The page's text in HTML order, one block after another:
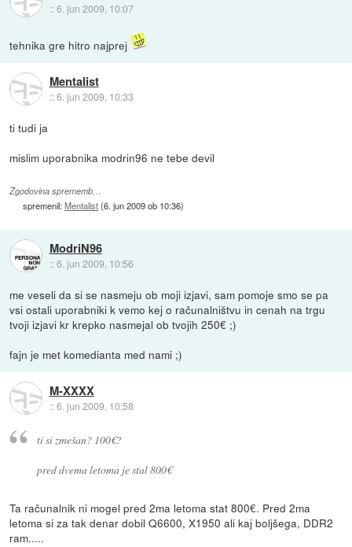
::6. jun 2009, 10:07
tehnika gre hitro najprej
Mentalist
::6. jun 2009, 10:33
ti tudi ja
mislim uporabnika modrin96 ne tebe devil
Zgodovina sprememb…
spremenil:Mentalist(6. jun 2009 ob 10:36)
ModriN96
::6. jun 2009, 10:56
me veseli da si se nasmeju ob moji izjavi, sam pomoje smo se pa
vsi ostali uporabniki k vemo kej o računalništvu in cenah na trgu
tvoji izjavi kr krepko nasmejal ob tvojih 250€ ;)
fajn je met komedianta med nami ;)
M-XXXX
::6. jun 2009, 10:58
ti si zmešan? 100€?
pred dvema letoma je stal 800€
Ta računalnik ni mogel pred 2ma letoma stat 800€. Pred 2ma
letoma si za tak denar dobil Q6600, X1950 ali kaj boljšega, DDR2
ram.....